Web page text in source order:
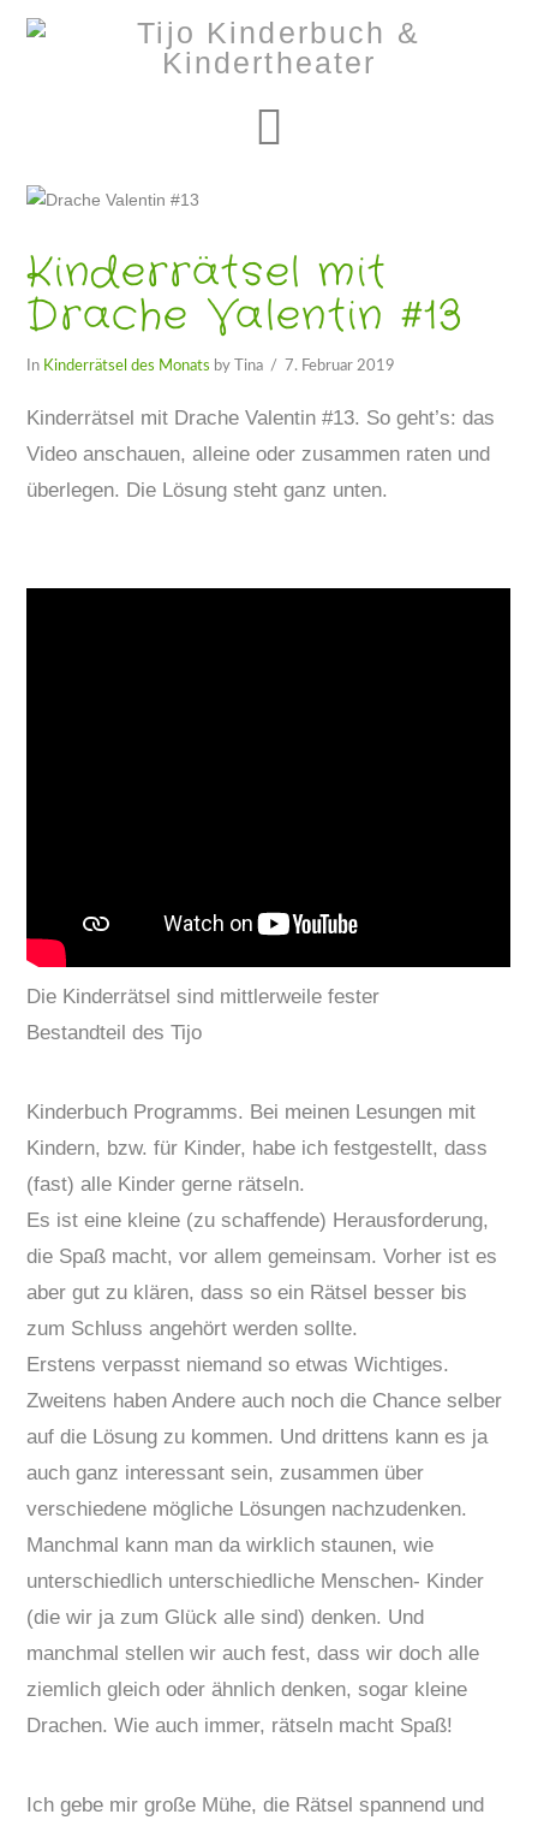
Kinderrätsel mit
Drache Valentin #13
In Kinderrätsel des Monats by Tina 7. Februar 2019
Kinderrätsel mit Drache Valentin #13. So geht’s: das
Video anschauen, alleine oder zusammen raten und
überlegen. Die Lösung steht ganz unten.
Die Kinderrätsel sind mittlerweile fester
Bestandteil des Tijo
Kinderbuch Programms. Bei meinen Lesungen mit
Kindern, bzw. für Kinder, habe ich festgestellt, dass
(fast) alle Kinder gerne rätseln.
Es ist eine kleine (zu schaffende) Herausforderung,
die Spaß macht, vor allem gemeinsam. Vorher ist es
aber gut zu klären, dass so ein Rätsel besser bis
zum Schluss angehört werden sollte.
Erstens verpasst niemand so etwas Wichtiges.
Zweitens haben Andere auch noch die Chance selber
auf die Lösung zu kommen. Und drittens kann es ja
auch ganz interessant sein, zusammen über
verschiedene mögliche Lösungen nachzudenken.
Manchmal kann man da wirklich staunen, wie
unterschiedlich unterschiedliche Menschen- Kinder
(die wir ja zum Glück alle sind) denken. Und
manchmal stellen wir auch fest, dass wir doch alle
ziemlich gleich oder ähnlich denken, sogar kleine
Drachen. Wie auch immer, rätseln macht Spaß!
Ich gebe mir große Mühe, die Rätsel spannend und